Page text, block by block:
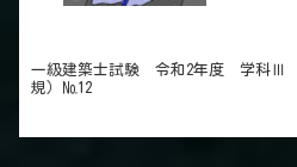
一級建築士試験 令和2年度 学科Ⅲ
規）№12